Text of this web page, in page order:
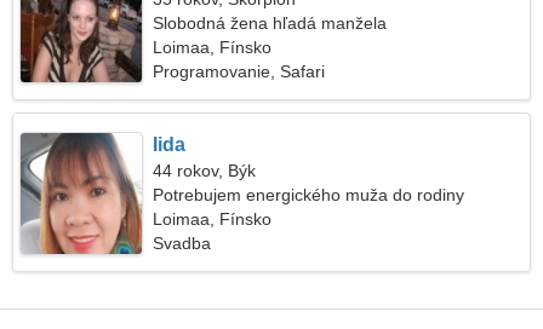
Slobodná žena hľadá manžela
Loimaa, Fínsko
Programovanie, Safari
Iida
44 rokov, Býk
Potrebujem energického muža do rodiny
Loimaa, Fínsko
Svadba